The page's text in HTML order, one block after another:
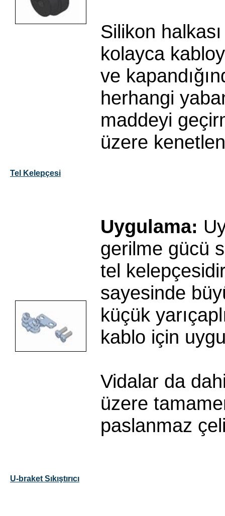
Silikon
kolayca
ve
herhangi
maddeyi
üzere
Tel Kelepçesi
Uygulama:
gerilme gücü
tel
sayesinde
küçük
kablo için
Vidalar da
üzere
paslanmaz
U-braket Sıkıştırıcı